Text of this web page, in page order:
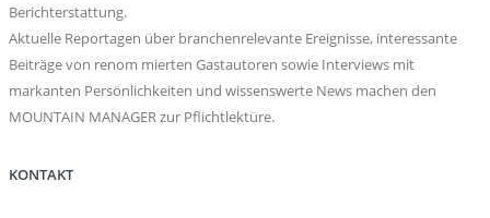
Berichterstattung.
Aktuelle Reportagen über branchenrelevante Ereignisse, interessante
Beiträge von renom mierten Gastautoren sowie Interviews mit
markanten Persönlichkeiten und wissenswerte News machen den
MOUNTAIN MANAGER zur Pflichtlektüre.
KONTAKT